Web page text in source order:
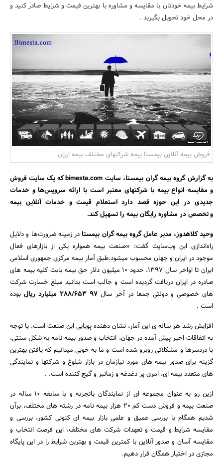
مسکن و ساختمان
شرایط بیمه خودتان با مقایسه و مشاوره با بهترین قیمت و شرایط صادر کنید و
در محل خود تحویل بگیرید .
فروش بیمه آنلاین بیمستا بیمه شرکتهای مختلف بیمه ارزان
به گزارش گروه بیمه گران بیمستا، سایت bimesta.com که یک سایت فروش
و مقایسه انواع بیمه با شرکتهای معتبر است با ارائه سرویس‌ها و خدمات
جدیدی در این حوزه قصد دارد استعلام قیمت و خدمات آنلاین بیمه
و تخصص در مشاوره رایگان بیمه را تسهیل کند.
وحید کلاهدوز، مدیر عامل گروه بیمه گران بیمستا در زمینه ضرورت‌ها و دلایل
راه‌اندازی این وب‌سایت گفت: «صنعت بیمه همواره یکی از بازارهای فعال
موجود در ایران و جهان محسوب میشود.طبق آمار بیمه مرکزی جمهوری اسلامی
ایران تا اواخر سال 1397، حدود 10 میلیون دلار حق بیمه بابت کلیه بیمه های
صادره در ایران دریافت گردیده است و جالب است بدانید مبلغ خسارت شرکت
های خصوصی و دولتی جمعا در آخر سال 97 288/653 میلیارد ریال
بوده
است .
افزایش رشد هر ساله ی این آمار، نشان دهنده پویایی این صنعت است. با توجه
به اتفاقات اخیر پیش آمده در جهان، انتخاب و صدور بیمه نامه به شکل سنتی،
با دردسرها و مشکلاتی روبرو شده است و ما به خوبی میدانیم که یافتن بهترین
گزینه برای صدور بیمه های مورد نیازمان در بازار شلوغ و شرکتها و نمایندگی
های متعدد بیمه ای، امری پر دغدغه و زمانبر و گیج کننده است. .
ازین رو به عنوان مجموعه ای از نمایندگان باتجربه و با سابقه 10 ساله در
صنعت بیمه و فروش دست کم 20 هزار بیمه نامه در رشته های مختلف، برآن
شدیم همگام با بررسی عمیق و علمی بازار بیمه ای کنونی کشور، بررسی و
مقایسه شرایط و قیمت و تعهدات شرکت های مختلف، این فرصت انتخاب و
مقایسه آسان و صدور آنلاین با کمترین قیمت و بهترین شرایط را در این پایگاه
مجازی در اختیار همگان قرار دهیم.